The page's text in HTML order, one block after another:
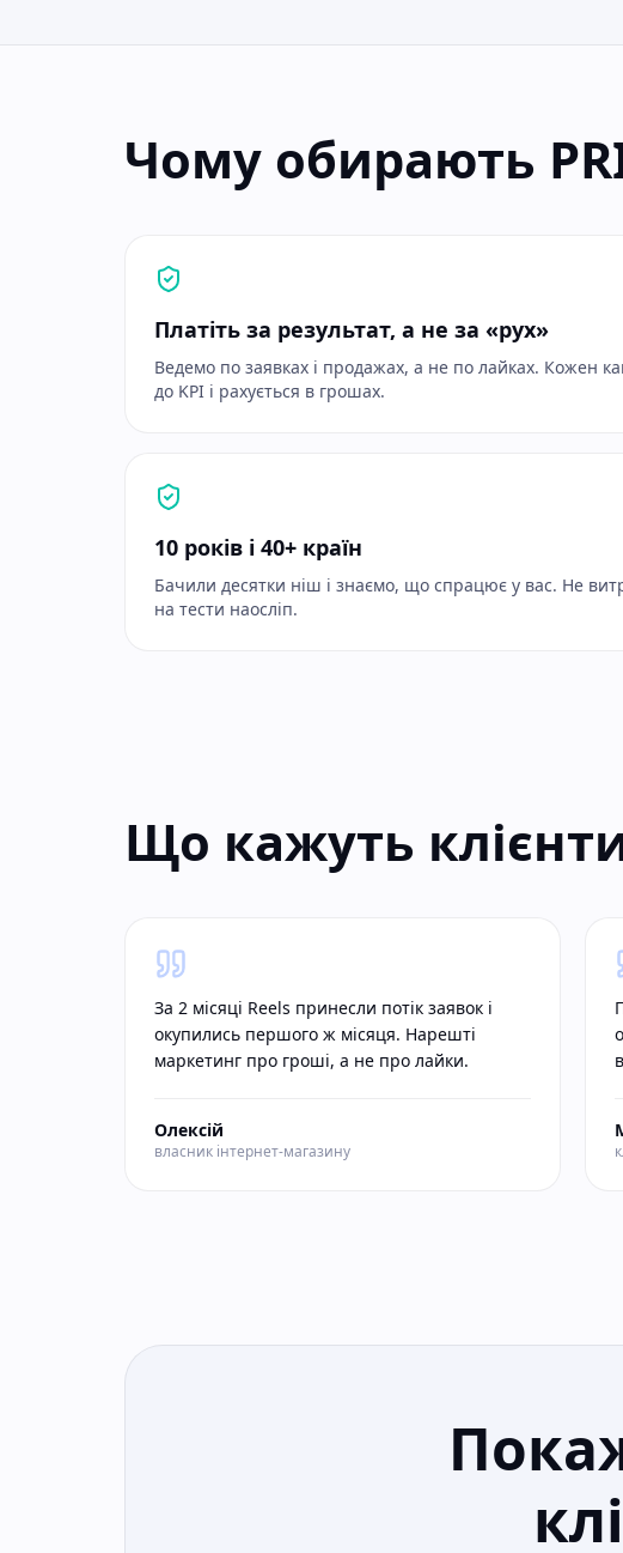
Чому обирають
Платіть за результат, а не за «рух»
Ведемо по заявках і продажах, а не по лайках. Кожен
до KPI і рахується в грошах.
10 років і 40+ країн
Бачили десятки ніш і знаємо, що спрацює у вас. Не
на тести наосліп.
Що кажуть
За 2 місяці Reels принесли потік заявок і
окупились першого ж місяця. Нарешті
маркетинг про гроші, а не про лайки.
Олексій
власник інтернет-магазину